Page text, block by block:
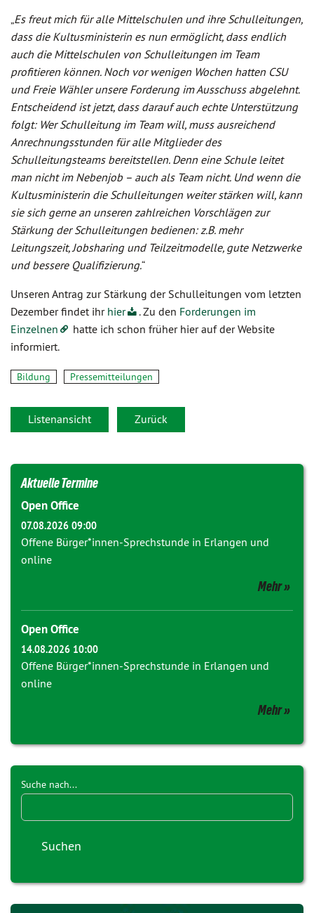
„Es freut mich für alle Mittelschulen und ihre Schulleitungen,
dass die Kultusministerin es nun ermöglicht, dass endlich
auch die Mittelschulen von Schulleitungen im Team
profitieren können. Noch vor wenigen Wochen hatten CSU
und Freie Wähler unsere Forderung im Ausschuss abgelehnt.
Entscheidend ist jetzt, dass darauf auch echte Unterstützung
folgt: Wer Schulleitung im Team will, muss ausreichend
Anrechnungsstunden für alle Mitglieder des
Schulleitungsteams bereitstellen. Denn eine Schule leitet
man nicht im Nebenjob – auch als Team nicht. Und wenn die
Kultusministerin die Schulleitungen weiter stärken will, kann
sie sich gerne an unseren zahlreichen Vorschlägen zur
Stärkung der Schulleitungen bedienen: z.B. mehr
Leitungszeit, Jobsharing und Teilzeitmodelle, gute Netzwerke
und bessere Qualifizierung.“
Unseren Antrag zur Stärkung der Schulleitungen vom letzten
Dezember findet ihr hier . Zu den Forderungen im
Einzelnen
hatte ich schon früher hier auf der Website
informiert.
Bildung Pressemitteilungen
Listenansicht Zurück
Aktuelle Termine
Open Office
07.08.2026 09:00
Offene Bürger*innen-Sprechstunde in Erlangen und
online
Mehr
Open Office
14.08.2026 10:00
Offene Bürger*innen-Sprechstunde in Erlangen und
online
Mehr
Suche nach...